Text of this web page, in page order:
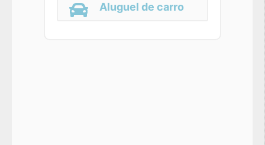
Aluguel de carro